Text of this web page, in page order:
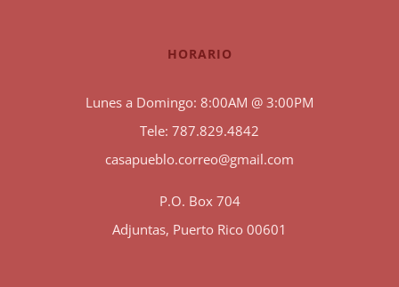
HORARIO
Lunes a Domingo: 8:00AM @ 3:00PM
Tele: 787.829.4842
casapueblo.correo@gmail.com
P.O. Box 704
Adjuntas, Puerto Rico 00601